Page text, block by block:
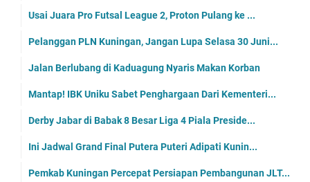
Usai Juara Pro Futsal League 2, Proton Pulang ke ...
Pelanggan PLN Kuningan, Jangan Lupa Selasa 30 Juni...
Jalan Berlubang di Kaduagung Nyaris Makan Korban
Mantap! IBK Uniku Sabet Penghargaan Dari Kementeri...
Derby Jabar di Babak 8 Besar Liga 4 Piala Preside...
Ini Jadwal Grand Final Putera Puteri Adipati Kunin...
Pemkab Kuningan Percepat Persiapan Pembangunan JLT...